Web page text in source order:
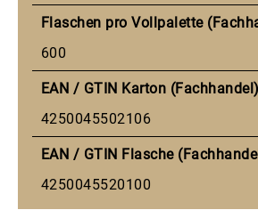
Flaschen pro Vollpalette
600
EAN / GTIN Karton
4250045502106
EAN / GTIN Flasche
4250045520100